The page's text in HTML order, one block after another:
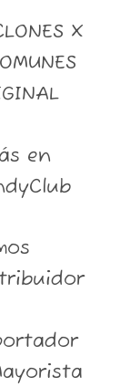
X
en